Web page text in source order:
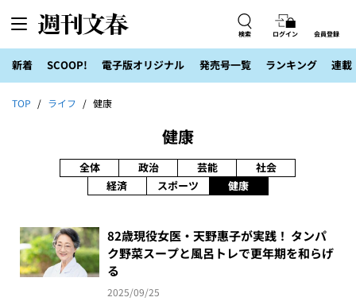
検索 ログイン 会員登録
新着 SCOOP! 電子版オリジナル 発売号一覧 ランキング 連載
TOP ライフ 健康
健康
全体 政治 芸能
社会
経済
スポーツ 健康
82歳現役女医・天野惠子が実践！ タンパ
ク野菜スープと風呂トレで更年期を和らげ
る
2025/09/25